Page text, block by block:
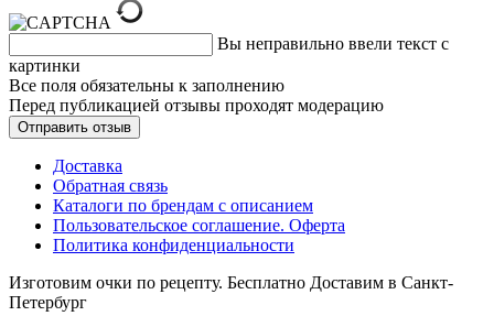
Вы неправильно ввели текст с
картинки
Все поля обязательны к заполнению
Перед публикацией отзывы проходят модерацию
Доставка
Обратная связь
Каталоги по брендам с описанием
Пользовательское соглашение. Оферта
Политика конфиденциальности
Изготовим очки по рецепту. Бесплатно Доставим в Санкт-
Петербург